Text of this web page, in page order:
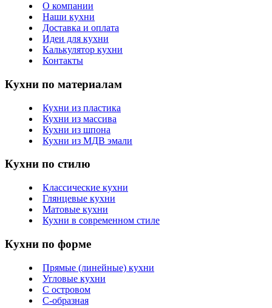
О компании
Наши кухни
Доставка и оплата
Идеи для кухни
Калькулятор кухни
Контакты
Кухни по материалам
Кухни из пластика
Кухни из массива
Кухни из шпона
Кухни из МДВ эмали
Кухни по стилю
Классические кухни
Глянцевые кухни
Матовые кухни
Кухни в современном стиле
Кухни по форме
Прямые (линейные) кухни
Угловые кухни
С островом
С-образная